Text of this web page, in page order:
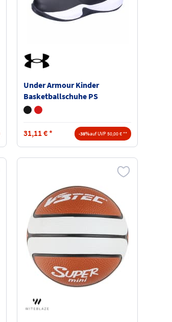
Under Armour Kinder
Basketballschuhe PS
Lockdown 7 3028514
31,11€ * -38%auf UVP 50,00 € **